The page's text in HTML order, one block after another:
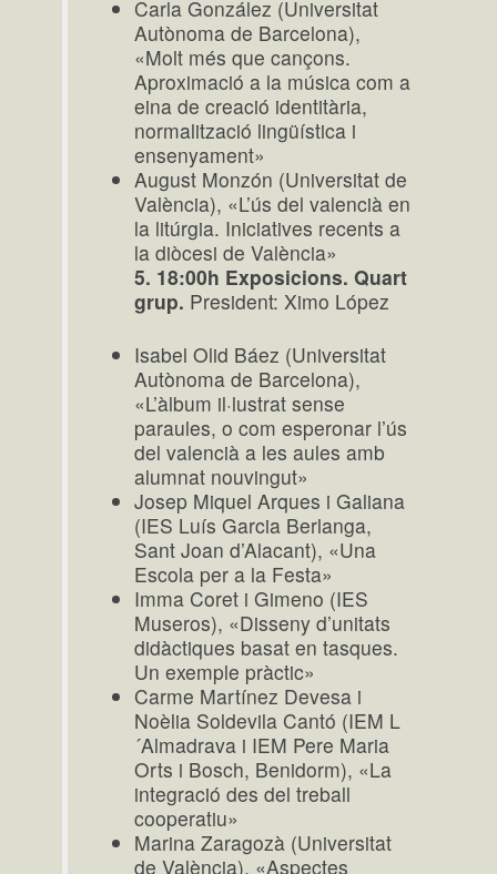
Carla González (Universitat
Autònoma de Barcelona),
«Molt més que cançons.
Aproximació a la música com a
eina de creació identitària,
normalització lingüística i
ensenyament»
August Monzón (Universitat de
València), «L’ús del valencià en
la litúrgia. Iniciatives recents a
la diòcesi de València»
5. 18:00h Exposicions. Quart
grup. President: Ximo López
Isabel Olid Báez (Universitat
Autònoma de Barcelona),
«L’àlbum il·lustrat sense
paraules, o com esperonar l’ús
del valencià a les aules amb
alumnat nouvingut»
Josep Miquel Arques i Galiana
(IES Luís Garcia Berlanga,
Sant Joan d’Alacant), «Una
Escola per a la Festa»
Imma Coret i Gimeno (IES
Museros), «Disseny d’unitats
didàctiques basat en tasques.
Un exemple pràctic»
Carme Martínez Devesa i
Noèlia Soldevila Cantó (IEM L
´Almadrava i IEM Pere Maria
Orts i Bosch, Benidorm), «La
integració des del treball
cooperatiu»
Marina Zaragozà (Universitat
de València), «Aspectes